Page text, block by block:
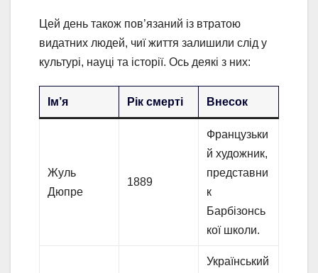
Цей день також пов’язаний із втратою
видатних людей, чиї життя залишили слід у
культурі, науці та історії. Ось деякі з них:
Ім’я Рік смерті Внесок
Жуль
Дюпре
1889
Французьки
й художник,
представни
к
Барбізонсь
кої школи.
Український